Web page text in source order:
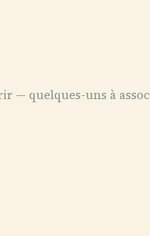
— quelques-uns à